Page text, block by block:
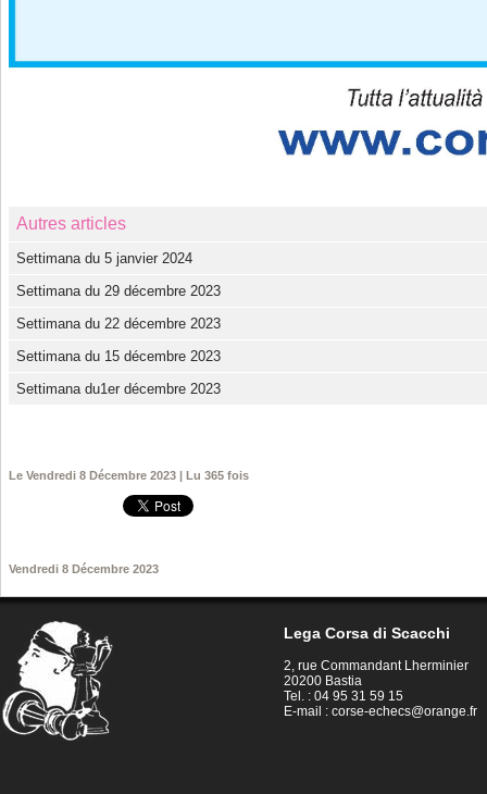
Autres articles
Settimana du 5 janvier 2024
Settimana du 29 décembre 2023
Settimana du 22 décembre 2023
Settimana du 15 décembre 2023
Settimana du1er décembre 2023
Le Vendredi 8 Décembre 2023 | Lu 365 fois
Vendredi 8 Décembre 2023
Lega Corsa di Scacchi
2, rue Commandant Lherminier
20200 Bastia
Tel. : 04 95 31 59 15
E-mail :corse-echecs@orange.fr